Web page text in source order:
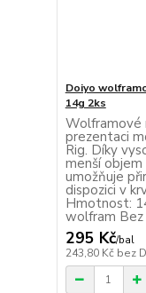
Doiyo
14g 2ks
Wolframové
prezentaci
Rig. Díky
menší
umožňuje
dispozici v
Hmotnost:
wolfram Bez
295 Kč/bal
243,80 Kč bez